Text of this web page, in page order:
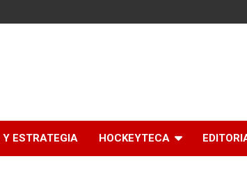
ESTRATEGIA HOCKEYTECA